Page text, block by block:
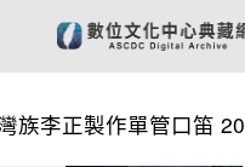
族李正製作單管口笛 20